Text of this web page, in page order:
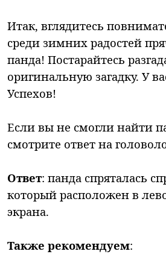
Итак, вглядитесь
среди зимних радостей
панда! Постарайтесь
оригинальную загадку. У
Успехов!
Если вы не смогли найти
смотрите ответ на
Ответ: панда спряталась
который расположен в
экрана.
Также рекомендуем: